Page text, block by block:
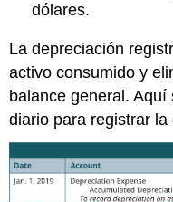
dólares.
La depreciación
activo consumido y
balance general.
diario para registrar la